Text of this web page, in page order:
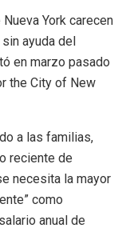
York carecen
ayuda del
en marzo pasado
the City of New
a las familias,
reciente de
necesita la mayor
como
anual de